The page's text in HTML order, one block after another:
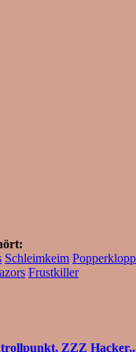
Schleimkeim
Frustkiller
ZZZ